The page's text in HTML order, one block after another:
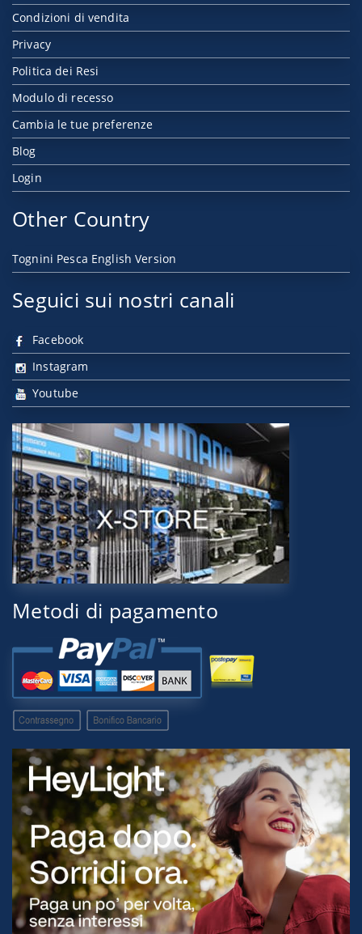
Condizioni di vendita
Privacy
Politica dei Resi
Modulo di recesso
Cambia le tue preferenze
Blog
Login
Other Country
Tognini Pesca English Version
Seguici sui nostri canali
Facebook
Instagram
Youtube
Metodi di pagamento